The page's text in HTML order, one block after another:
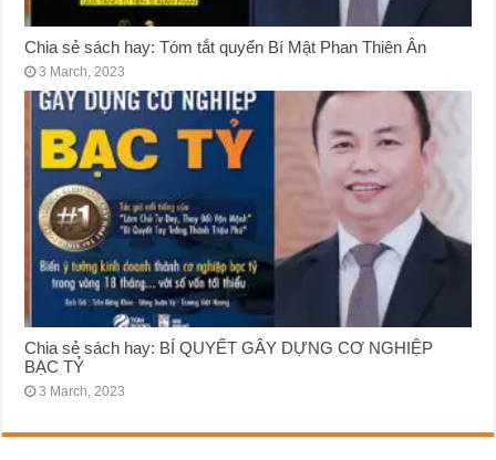
Chia sẻ sách hay: Tóm tắt quyển Bí Mật Phan Thiên Ân
3 March, 2023
Chia sẻ sách hay: BÍ QUYẾT GÂY DỰNG CƠ NGHIỆP
BẠC TỶ
3 March, 2023